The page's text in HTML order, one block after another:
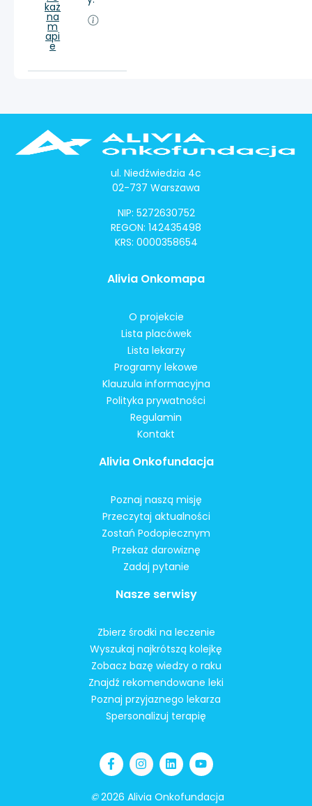
każ
na
m
api
e
ul. Niedźwiedzia 4c
02-737 Warszawa
NIP: 5272630752
REGON: 142435498
KRS: 0000358654
Alivia Onkomapa
O projekcie
Lista placówek
Lista lekarzy
Programy lekowe
Klauzula informacyjna
Polityka prywatności
Regulamin
Kontakt
Alivia Onkofundacja
Poznaj naszą misję
Przeczytaj aktualności
Zostań Podopiecznym
Przekaż darowiznę
Zadaj pytanie
Nasze serwisy
Zbierz środki na leczenie
Wyszukaj najkrótszą kolejkę
Zobacz bazę wiedzy o raku
Znajdź rekomendowane leki
Poznaj przyjaznego lekarza
Spersonalizuj terapię
©2026 Alivia Onkofundacja